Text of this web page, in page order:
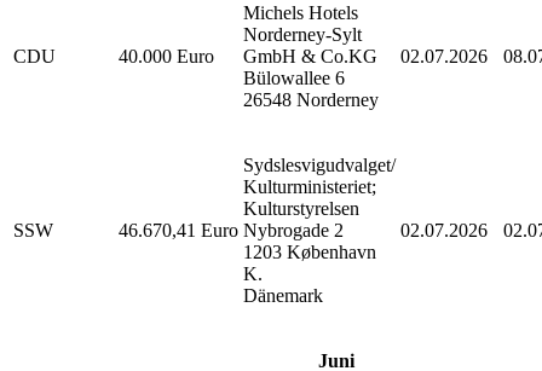
CDU 40.000 Euro
Michels Hotels
Norderney-Sylt
GmbH & Co.KG
Bülowallee 6
26548 Norderney
02.07.2026
SSW 46.670,41 Euro
Sydslesvigudvalget/
Kulturministeriet;
Kulturstyrelsen
Nybrogade 2
1203 København
K.
Dänemark
02.07.2026
Juni